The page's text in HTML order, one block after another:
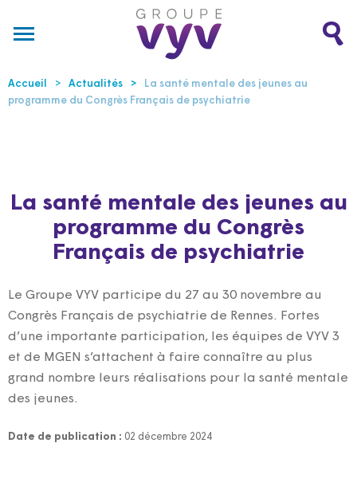
Accueil Actualités
La santé mentale des jeunes au
programme du Congrès Français de psychiatrie
La santé mentale des jeunes au
programme du Congrès
Français de psychiatrie
Le Groupe VYV participe du 27 au 30 novembre au
Congrès Français de psychiatrie de Rennes. Fortes
d’une importante participation, les équipes de VYV 3
et de MGEN s’attachent à faire connaître au plus
grand nombre leurs réalisations pour la santé mentale
des jeunes.
Date de publication : 02 décembre 2024